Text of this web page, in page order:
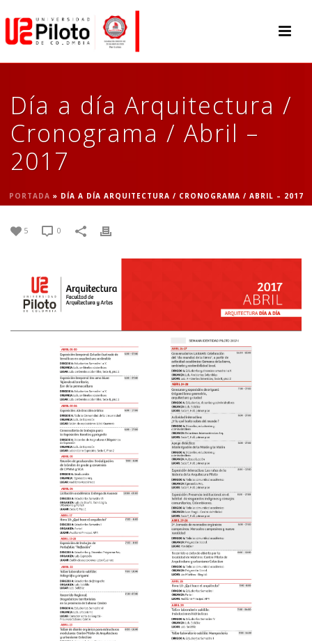
Día a día Arquitectura /
Cronograma / Abril –
2017
PORTADA » DÍA A DÍA ARQUITECTURA / CRONOGRAMA / ABRIL – 2017
5 0